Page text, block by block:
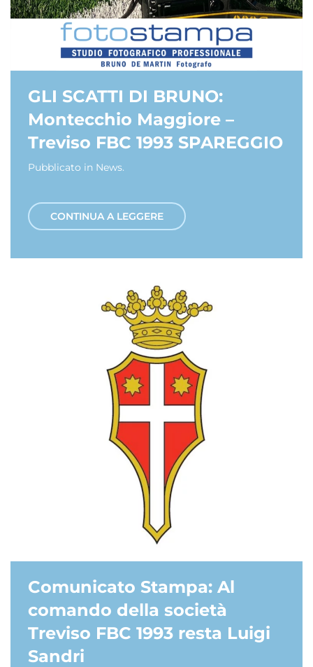
GLI SCATTI DI BRUNO:
Montecchio Maggiore –
Treviso FBC 1993 SPAREGGIO
Pubblicato in News.
CONTINUA A LEGGERE
Comunicato Stampa: Al
comando della società
Treviso FBC 1993 resta Luigi
Sandri